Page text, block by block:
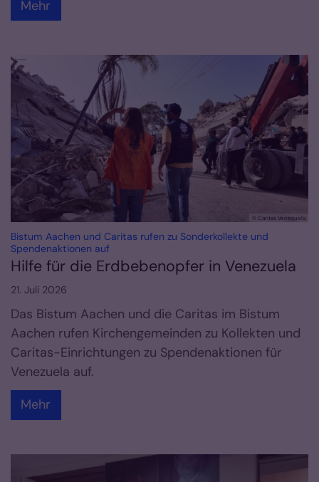
Mehr
© Caritas Venezuela
Bistum Aachen und Caritas rufen zu Sonderkollekte und
Spendenaktionen auf
Hilfe für die Erdbebenopfer in Venezuela
21. Juli 2026
Das Bistum Aachen und die Caritas im Bistum
Aachen rufen Kirchengemeinden zu Kollekten und
Caritas-Einrichtungen zu Spendenaktionen für
Venezuela auf.
Mehr